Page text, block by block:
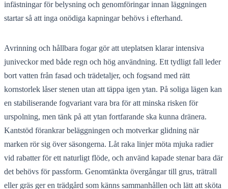
infästningar för belysning och genomföringar innan läggningen
startar så att inga onödiga kapningar behövs i efterhand.
Avrinning och hållbara fogar gör att uteplatsen klarar intensiva
juniveckor med både regn och hög användning. Ett tydligt fall leder
bort vatten från fasad och trädetaljer, och fogsand med rätt
kornstorlek låser stenen utan att täppa igen ytan. På soliga lägen kan
en stabiliserande fogvariant vara bra för att minska risken för
urspolning, men tänk på att ytan fortfarande ska kunna dränera.
Kantstöd förankrar beläggningen och motverkar glidning när
marken rör sig över säsongerna. Låt raka linjer möta mjuka radier
vid rabatter för ett naturligt flöde, och använd kapade stenar bara där
det behövs för passform. Genomtänkta övergångar till grus, trätrall
eller gräs ger en trädgård som känns sammanhållen och lätt att sköta